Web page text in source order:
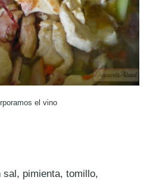
el vino
sal, pimienta, tomillo,